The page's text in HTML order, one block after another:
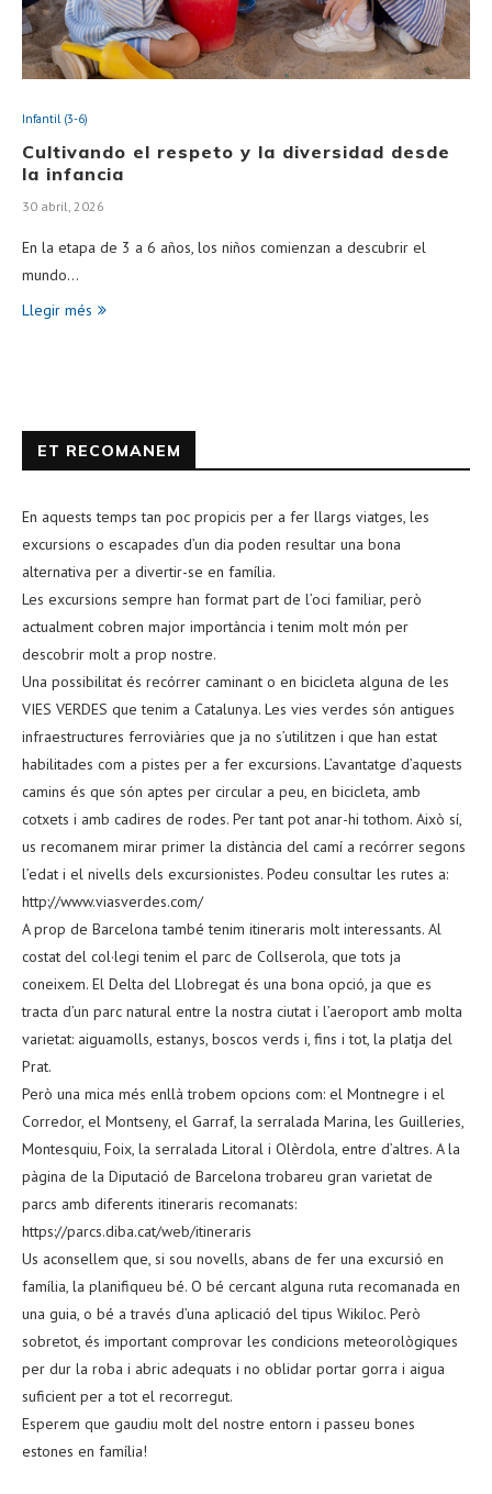
Infantil (3-6)
Cultivando el respeto y la diversidad desde
la infancia
30 abril, 2026
En la etapa de 3 a 6 años, los niños comienzan a descubrir el
mundo…
Llegir més
ET RECOMANEM
En aquests temps tan poc propicis per a fer llargs viatges, les
excursions o escapades d’un dia poden resultar una bona
alternativa per a divertir-se en família.
Les excursions sempre han format part de l’oci familiar, però
actualment cobren major importància i tenim molt món per
descobrir molt a prop nostre.
Una possibilitat és recórrer caminant o en bicicleta alguna de les
VIES VERDES que tenim a Catalunya. Les vies verdes són antigues
infraestructures ferroviàries que ja no s’utilitzen i que han estat
habilitades com a pistes per a fer excursions. L’avantatge d’aquests
camins és que són aptes per circular a peu, en bicicleta, amb
cotxets i amb cadires de rodes. Per tant pot anar-hi tothom. Això sí,
us recomanem mirar primer la distància del camí a recórrer segons
l’edat i el nivells dels excursionistes. Podeu consultar les rutes a:
http://www.viasverdes.com/
A prop de Barcelona també tenim itineraris molt interessants. Al
costat del col·legi tenim el parc de Collserola, que tots ja
coneixem. El Delta del Llobregat és una bona opció, ja que es
tracta d’un parc natural entre la nostra ciutat i l’aeroport amb molta
varietat: aiguamolls, estanys, boscos verds i, fins i tot, la platja del
Prat.
Però una mica més enllà trobem opcions com: el Montnegre i el
Corredor, el Montseny, el Garraf, la serralada Marina, les Guilleries,
Montesquiu, Foix, la serralada Litoral i Olèrdola, entre d’altres. A la
pàgina de la Diputació de Barcelona trobareu gran varietat de
parcs amb diferents itineraris recomanats:
https://parcs.diba.cat/web/itineraris
Us aconsellem que, si sou novells, abans de fer una excursió en
família, la planifiqueu bé. O bé cercant alguna ruta recomanada en
una guia, o bé a través d’una aplicació del tipus Wikiloc. Però
sobretot, és important comprovar les condicions meteorològiques
per dur la roba i abric adequats i no oblidar portar gorra i aigua
suficient per a tot el recorregut.
Esperem que gaudiu molt del nostre entorn i passeu bones
estones en família!